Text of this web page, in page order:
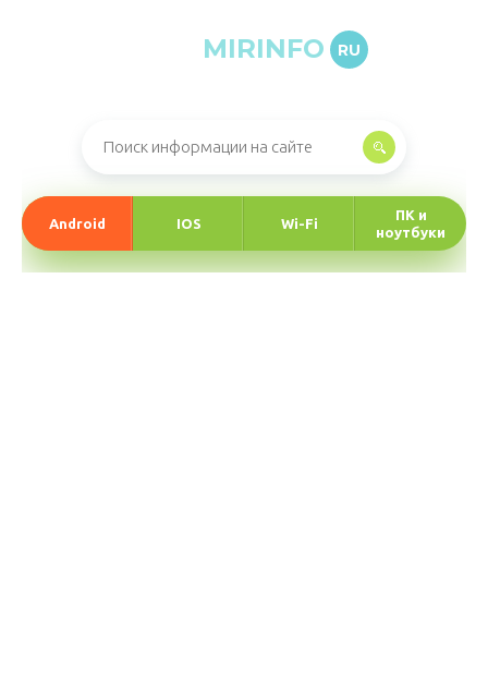
MIRINFO RU
Android IOS Wi-Fi
ПК и
ноутбуки